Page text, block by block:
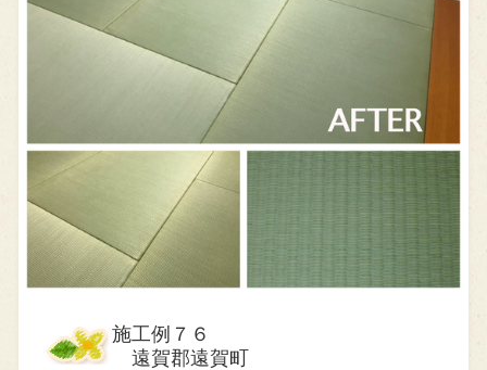
施工例７６
遠賀郡遠賀町